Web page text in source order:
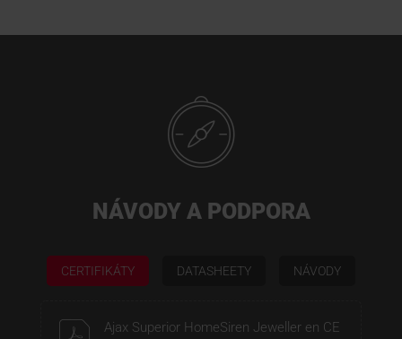
NÁVODY A PODPORA
CERTIFIKÁTY DATASHEETY NÁVODY
Ajax Superior HomeSiren Jeweller en CE